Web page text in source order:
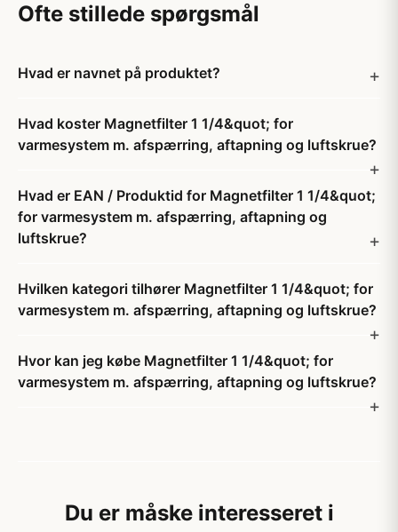
Ofte stillede spørgsmål
Hvad er navnet på produktet?
Hvad koster Magnetfilter 1 1/4&quot; for
varmesystem m. afspærring, aftapning og luftskrue?
Hvad er EAN / Produktid for Magnetfilter 1 1/4&quot;
for varmesystem m. afspærring, aftapning og
luftskrue?
Hvilken kategori tilhører Magnetfilter 1 1/4&quot; for
varmesystem m. afspærring, aftapning og luftskrue?
Hvor kan jeg købe Magnetfilter 1 1/4&quot; for
varmesystem m. afspærring, aftapning og luftskrue?
Du er måske interesseret i